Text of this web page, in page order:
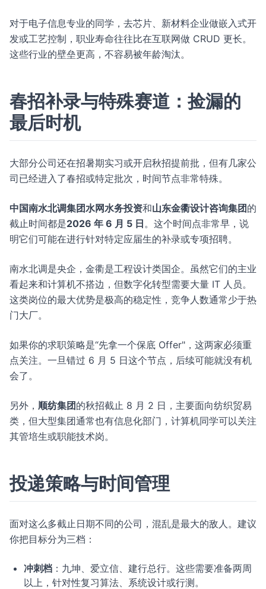
对于电子信息专业的同学，去芯片、新材料企业做嵌入式开
发或工艺控制，职业寿命往往比在互联网做 CRUD 更长。
这些行业的壁垒更高，不容易被年龄淘汰。
春招补录与特殊赛道：捡漏的
最后时机
大部分公司还在招暑期实习或开启秋招提前批，但有几家公
司已经进入了春招或特定批次，时间节点非常特殊。
中国南水北调集团水网水务投资和山东金衢设计咨询集团 的
截止时间都是2026 年 6 月 5 日。这个时间点非常早，说
明它们可能在进行针对特定应届生的补录或专项招聘。
南水北调是央企，金衢是工程设计类国企。虽然它们的主业
看起来和计算机不搭边，但数字化转型需要大量 IT 人员。
这类岗位的最大优势是极高的稳定性，竞争人数通常少于热
门大厂。
如果你的求职策略是“先拿一个保底 Offer"，这两家必须重
点关注。一旦错过 6 月 5 日这个节点，后续可能就没有机
会了。
另外， 顺纺集团 的秋招截止 8 月 2 日，主要面向纺织贸易
类，但大型集团通常也有信息化部门，计算机同学可以关注
其管培生或职能技术岗。
投递策略与时间管理
面对这么多截止日期不同的公司，混乱是最大的敌人。建议
你把目标分为三档：
冲刺档 ：九坤、爱立信、建行总行。这些需要准备两周
以上，针对性复习算法、系统设计或行测。